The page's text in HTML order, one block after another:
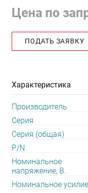
Цена по
ПОДАТЬ ЗАЯВКУ
Характеристика
Производитель
Серия
Серия (общая)
P/N
Номинальное
напряжение, В.
Номинальное